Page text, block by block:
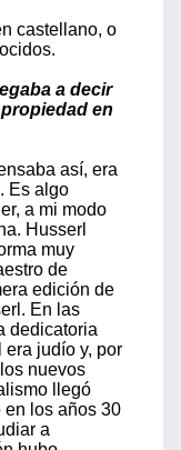
castellano, o
a decir
en
así, era
Es algo
a mi modo
Husserl
muy
de
edición de
En las
dedicatoria
era judío y, por
nuevos
llegó
en los años 30
a